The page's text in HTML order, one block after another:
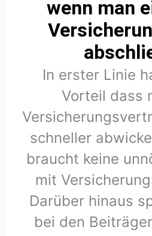
wenn man
In erster Linie
Vorteil dass
schneller
braucht keine
mit
Darüber hinaus
bei den